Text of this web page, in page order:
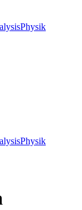
Physik
Physik